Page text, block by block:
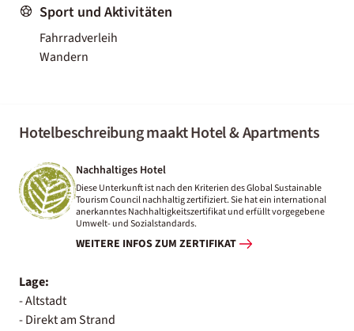
Sport und Aktivitäten
Fahrradverleih
Wandern
Hotelbeschreibung maakt Hotel & Apartments
Nachhaltiges Hotel
Diese Unterkunft ist nach den Kriterien des Global Sustainable
Tourism Council nachhaltig zertifiziert. Sie hat ein international
anerkanntes Nachhaltigkeitszertifikat und erfüllt vorgegebene
Umwelt- und Sozialstandards.
WEITERE INFOS ZUM ZERTIFIKAT
Lage:
- Altstadt
- Direkt am Strand